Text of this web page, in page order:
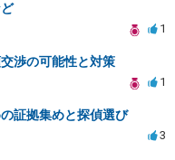
1
渉の可能性と対策
1
証拠集めと探偵選び
3